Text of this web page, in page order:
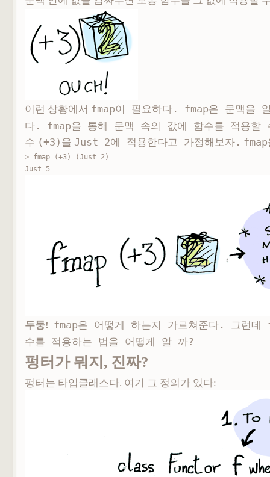
이런 상황에서 fmap이 필요하다. fmap은 문맥을
다. fmap을 통해 문맥 속의 값에 함수를 적용할
수 (+3) 을 Just 2에 적용한다고 가정해보자.
> fmap (+3) (Just 2)
Just 5
두둥! fmap은 어떻게 하는지 가르쳐준다. 그런데
수를 적용하는 법을 어떻게 알 까?
펑터가 뭐지, 진짜?
펑터는 타입클래스다. 여기 그 정의가 있다: